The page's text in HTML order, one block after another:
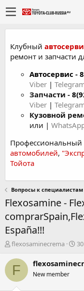
Клубный
ремонт и запчасти
Автосервис -
Viber |
Запчасти -
Viber |
Кузовной
или |
Профессиональный
автомобилей,
Тойота
Вопросы к
Flexosamine -
España!!!
А
т
о
р
flexosaminecrema
Д
т
F New member